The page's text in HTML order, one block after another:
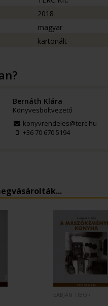
2018
magyar
kartonált
Bernáth Klára
Könyvesboltvezető
konyvrendeles@terc.hu
+36 70 670 5194